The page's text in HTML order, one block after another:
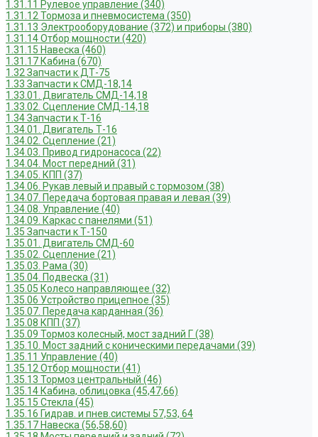
1.31.11 Рулевое управление (340)
1.31.12 Тормоза и пневмосистема (350)
1.31.13 Электрооборудование (372) и приборы (380)
1.31.14 Отбор мощности (420)
1.31.15 Навеска (460)
1.31.17 Кабина (670)
1.32 Запчасти к ДТ-75
1.33 Запчасти к СМД-18,14
1.33.01. Двигатель СМД-14,18
1.33.02. Сцепление СМД-14,18
1.34 Запчасти к Т-16
1.34.01. Двигатель Т-16
1.34.02. Сцепление (21)
1.34.03. Привод гидронасоса (22)
1.34.04. Мост передний (31)
1.34.05. КПП (37)
1.34.06. Рукав левый и правый с тормозом (38)
1.34.07. Передача бортовая правая и левая (39)
1.34.08. Управление (40)
1.34.09. Каркас с панелями (51)
1.35 Запчасти к Т-150
1.35.01. Двигатель СМД-60
1.35.02. Сцепление (21)
1.35.03. Рама (30)
1.35.04. Подвеска (31)
1.35.05 Колесо направляющее (32)
1.35.06 Устройство прицепное (35)
1.35.07. Передача карданная (36)
1.35.08 КПП (37)
1.35.09 Тормоз колесный, мост задний Г (38)
1.35.10. Мост задний с коническими передачами (39)
1.35.11 Управление (40)
1.35.12 Отбор мощности (41)
1.35.13 Тормоз центральный (46)
1.35.14 Кабина, облицовка (45,47,66)
1.35.15 Стекла (45)
1.35.16 Гидрав. и пнев.системы 57,53, 64
1.35.17 Навеска (56,58,60)